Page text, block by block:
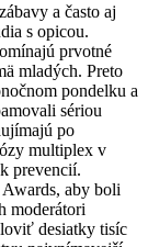
a často aj
s opicou.
prvotné
mladých. Preto
pondelku a
sériou
po
multiplex v
prevencií.
aby boli
moderátori
desiatky tisíc